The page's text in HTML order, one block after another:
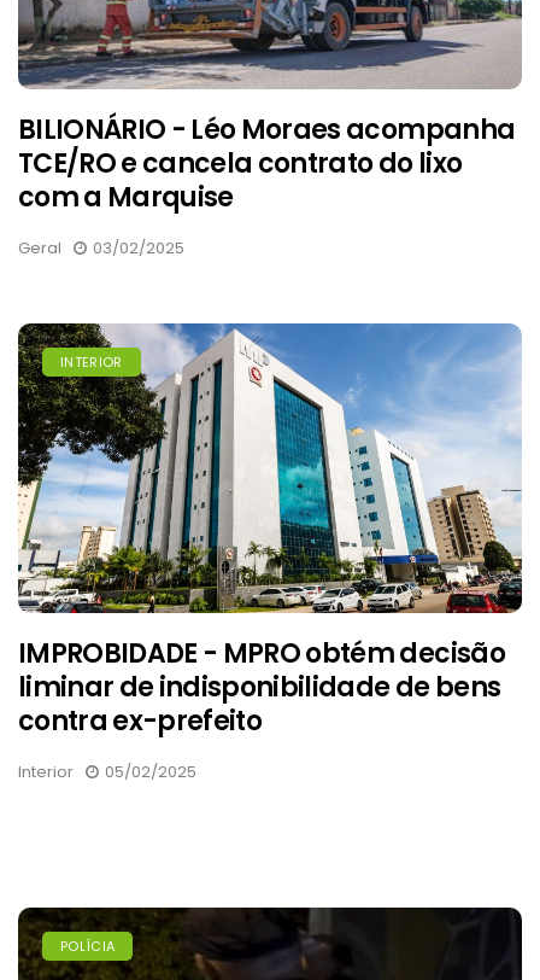
BILIONÁRIO - Léo Moraes acompanha
TCE/RO e cancela contrato do lixo
com a Marquise
Geral 03/02/2025
INTERIOR
IMPROBIDADE - MPRO obtém decisão
liminar de indisponibilidade de bens
contra ex-prefeito
Interior 05/02/2025
POLÍCIA